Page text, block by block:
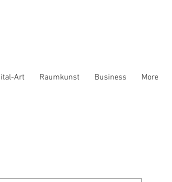
Art Raumkunst Business More